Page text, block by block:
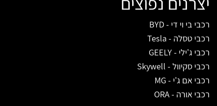
רכבי בי וי די - BYD
רכבי טסלה - Tesla
רכבי ג'ילי - GEELY
רכבי סקיוול - Skywell
רכבי אם ג'י - MG
רכבי אורה - ORA